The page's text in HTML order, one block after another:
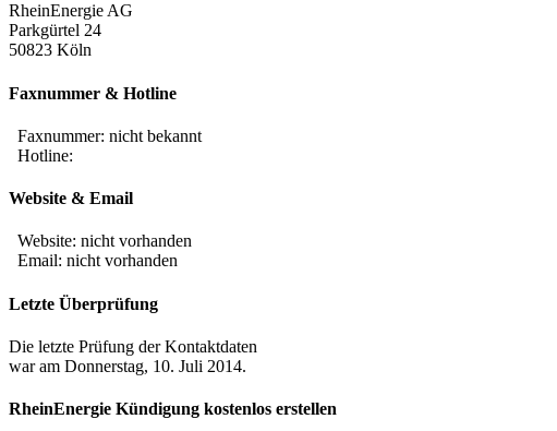
RheinEnergie AG
Parkgürtel 24
50823 Köln
Faxnummer & Hotline
Faxnummer: nicht bekannt
Hotline:
Website & Email
Website: nicht vorhanden
Email: nicht vorhanden
Letzte Überprüfung
Die letzte Prüfung der Kontaktdaten
war am Donnerstag, 10. Juli 2014.
RheinEnergie Kündigung kostenlos erstellen